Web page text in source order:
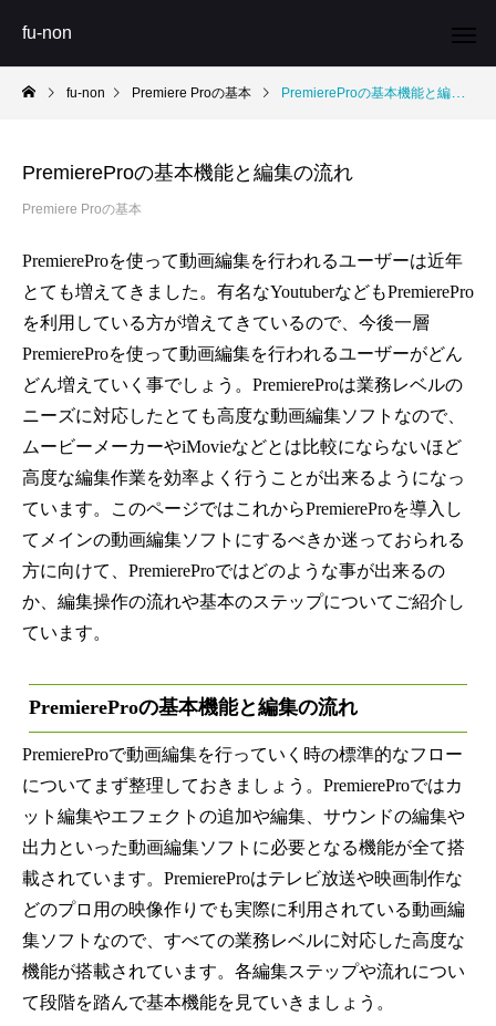
fu-non
fu-non Premiere Proの基本 PremiereProの基本機能と編集の流れ
PremiereProの基本機能と編集の流れ
Premiere Proの基本
PremiereProを使って動画編集を行われるユーザーは近年
とても増えてきました。有名なYoutuberなどもPremierePro
を利用している方が増えてきているので、今後一層
PremiereProを使って動画編集を行われるユーザーがどん
どん増えていく事でしょう。PremiereProは業務レベルの
ニーズに対応したとても高度な動画編集ソフトなので、
ムービーメーカーやiMovieなどとは比較にならないほど
高度な編集作業を効率よく行うことが出来るようになっ
ています。このページではこれからPremiereProを導入し
てメインの動画編集ソフトにするべきか迷っておられる
方に向けて、PremiereProではどのような事が出来るの
か、編集操作の流れや基本のステップについてご紹介し
ています。
PremiereProの基本機能と編集の流れ
PremiereProで動画編集を行っていく時の標準的なフロー
についてまず整理しておきましょう。PremiereProではカ
ット編集やエフェクトの追加や編集、サウンドの編集や
出力といった動画編集ソフトに必要となる機能が全て搭
載されています。PremiereProはテレビ放送や映画制作な
どのプロ用の映像作りでも実際に利用されている動画編
集ソフトなので、すべての業務レベルに対応した高度な
機能が搭載されています。各編集ステップや流れについ
て段階を踏んで基本機能を見ていきましょう。